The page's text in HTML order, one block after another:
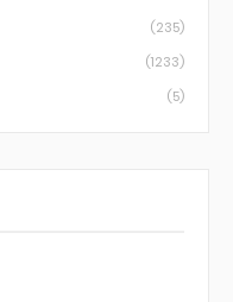
(235)
(1233)
(5)